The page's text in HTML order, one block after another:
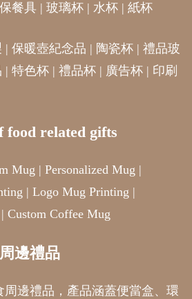
餐具 | 玻璃杯 | 水杯 | 紙杯
| 保暖壺紀念品 | 陶瓷杯 | 禮品玻
| 特色杯 | 禮品杯 | 廣告杯 | 印刷
food related gifts
Mug | Personalized Mug |
| Logo Mug Printing |
| Custom Coffee Mug
邊禮品
邊禮品，產品涵蓋便當盒、環